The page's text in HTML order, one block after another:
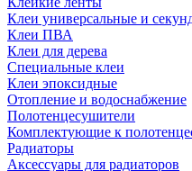
Клеи универсальные и
Клеи ПВА
Клеи для дерева
Специальные клеи
Клеи эпоксидные
Отопление и водоснабжение
Полотенцесушители
Комплектующие к
Радиаторы
Аксессуары для радиаторов